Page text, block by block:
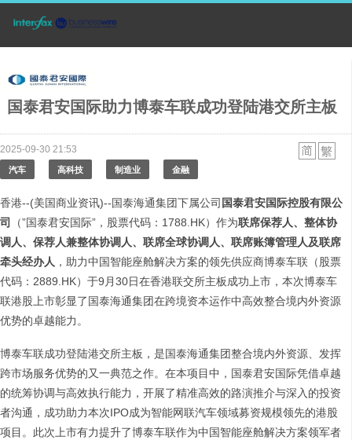
国泰君安国际助力博泰车联成功登陆港交所主板
2025-09-30 21:53
汽车 高科技 制造业 金融
香港--(美国商业资讯)--国泰海通集团下属公司 国泰君安国际控股有限公
司
（”国泰君安国际”，股票代码：1788.HK）作为联席保荐人、整体协
调人、保荐人兼整体协调人、联席全球协调人、联席账簿管理人及联席
牵头经办人 ，助力中国智能座舱解决方案的领先供应商博泰车联（股票
代码：2889.HK）于9月30日在香港联交所主板成功上市，本次博泰车
联港股上市彰显了国泰海通集团在跨境资本运作中高效整合境内外资源
优势的卓越能力。
博泰车联成功登陆港交所主板，是国泰海通集团整合境内外资源、发挥
跨市场服务优势的又一典范之作。在本项目中，国泰君安国际凭借卓越
的统筹协调与高效执行能力，开展了精准高效的路演推介与深入的投资
者沟通，成功助力本次IPO成为智能网联汽车领域募资规模领先的港股
项目。此次上市有力提升了博泰车联作为中国智能座舱解决方案领军者